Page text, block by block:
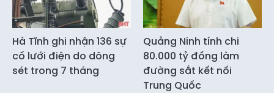
Hà Tĩnh ghi nhận 136 sự
cố lưới điện do dông
sét trong 7 tháng
Quảng Ninh tính chi
80.000 tỷ đồng làm
đường sắt kết nối
Trung Quốc